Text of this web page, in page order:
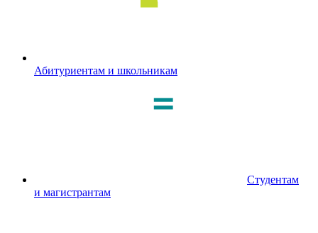
Абитуриентам и школьникам
Студентам
и магистрантам